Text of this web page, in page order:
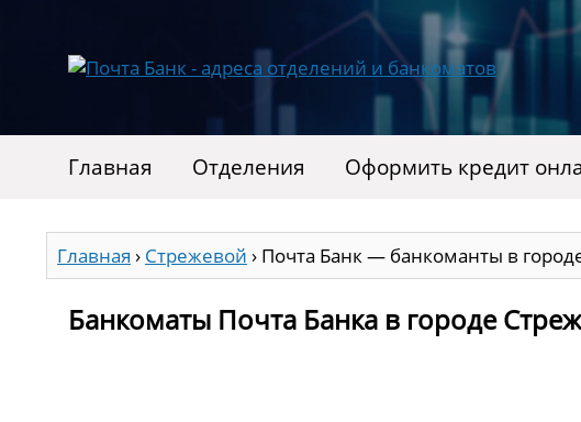
Главная Отделения Оформить кредит
Главная › Стрежевой › Почта Банк — банкоманты в
Банкоматы Почта Банка в городе